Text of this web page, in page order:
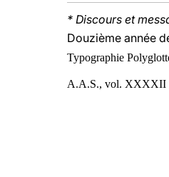
* Discours et
Douzième année
Typographie
A.A.S., vol. XXXXII